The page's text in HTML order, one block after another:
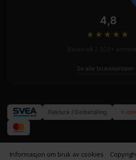
4,8
★★★★ ★
Se alle brukeromtaler
Faktura / Delbetaling
Informasjon om bruk av cookies